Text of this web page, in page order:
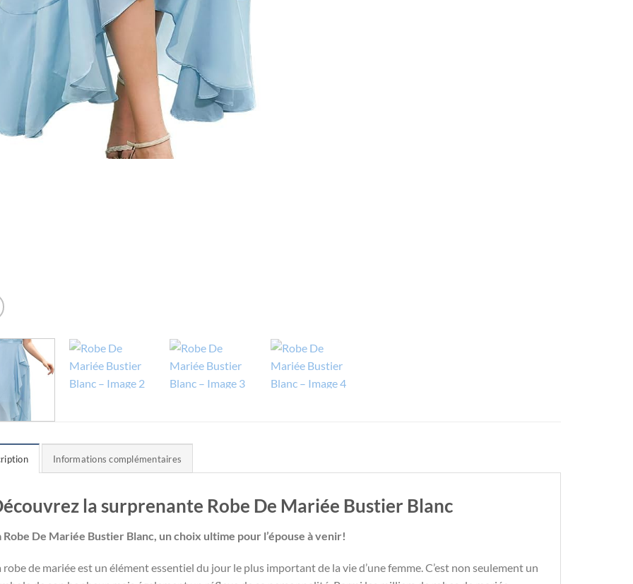
Informations complémentaires
la surprenante Robe De Mariée Bustier Blanc
Robe De Mariée Bustier Blanc, un choix ultime pour l’épouse à venir!
robe de mariée est un élément essentiel du jour le plus important de la vie d’une femme. C’est non seulement un